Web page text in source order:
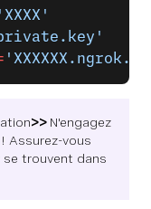
'XXXX'
>> N'engagez
Assurez-vous
se trouvent dans